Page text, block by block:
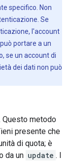
specifico. Non
Se
l'account
portare a un
se un account di
dei dati non può
Questo metodo
presente che
di quota; è
da un update . I